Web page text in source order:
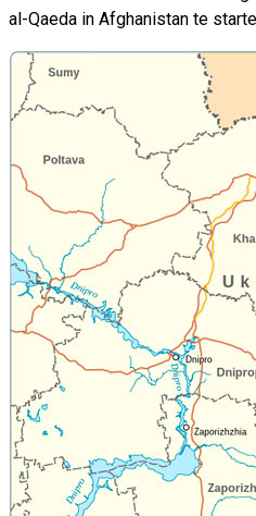
al-Qaeda in Afghanistan te